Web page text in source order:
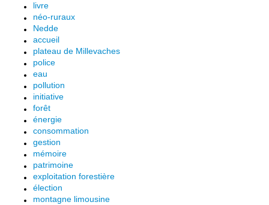
livre
néo-ruraux
Nedde
accueil
plateau de Millevaches
police
eau
pollution
initiative
forêt
énergie
consommation
gestion
mémoire
patrimoine
exploitation forestière
élection
montagne limousine